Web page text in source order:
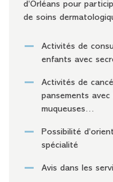
d’Orléans pour
de soins
Activités de
enfants avec
Activités de
pansements avec
muqueuses…
Possibilité
spécialité
Avis dans les